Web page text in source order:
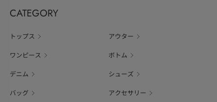
CATEGORY
トップス アウター
ワンピース ボトム
デニム シューズ
バッグ アクセサリー